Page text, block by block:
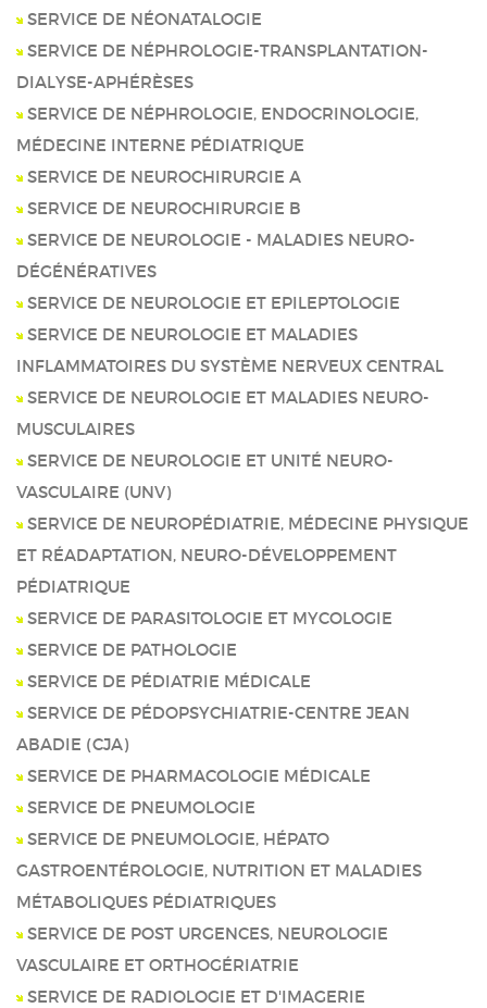
SERVICE DE NÉONATALOGIE
SERVICE DE NÉPHROLOGIE-TRANSPLANTATION-
DIALYSE-APHÉRÈSES
SERVICE DE NÉPHROLOGIE, ENDOCRINOLOGIE,
MÉDECINE INTERNE PÉDIATRIQUE
SERVICE DE NEUROCHIRURGIE A
SERVICE DE NEUROCHIRURGIE B
SERVICE DE NEUROLOGIE - MALADIES NEURO-
DÉGÉNÉRATIVES
SERVICE DE NEUROLOGIE ET EPILEPTOLOGIE
SERVICE DE NEUROLOGIE ET MALADIES
INFLAMMATOIRES DU SYSTÈME NERVEUX CENTRAL
SERVICE DE NEUROLOGIE ET MALADIES NEURO-
MUSCULAIRES
SERVICE DE NEUROLOGIE ET UNITÉ NEURO-
VASCULAIRE (UNV)
SERVICE DE NEUROPÉDIATRIE, MÉDECINE PHYSIQUE
ET RÉADAPTATION, NEURO-DÉVELOPPEMENT
PÉDIATRIQUE
SERVICE DE PARASITOLOGIE ET MYCOLOGIE
SERVICE DE PATHOLOGIE
SERVICE DE PÉDIATRIE MÉDICALE
SERVICE DE PÉDOPSYCHIATRIE-CENTRE JEAN
ABADIE (CJA)
SERVICE DE PHARMACOLOGIE MÉDICALE
SERVICE DE PNEUMOLOGIE
SERVICE DE PNEUMOLOGIE, HÉPATO
GASTROENTÉROLOGIE, NUTRITION ET MALADIES
MÉTABOLIQUES PÉDIATRIQUES
SERVICE DE POST URGENCES, NEUROLOGIE
VASCULAIRE ET ORTHOGÉRIATRIE
SERVICE DE RADIOLOGIE ET D'IMAGERIE